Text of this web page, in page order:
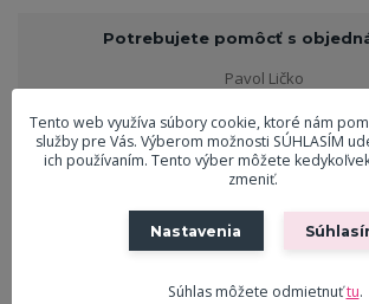
Potrebujete pomôcť s
Pavol Ličko
(Po-Pia, 9-18 hod.)
Tento web využíva súbory cookie, ktoré nám
služby pre Vás. Výberom možnosti SÚHLASÍM
ich používaním. Tento výber môžete
zmeniť.
Nastavenia
Súhlas môžete odmietnuťtu.